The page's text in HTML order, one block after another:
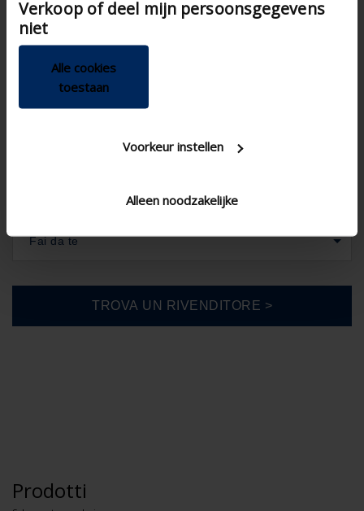
van hun services.
Verkoop of deel mijn persoonsgegevens
niet
Alle cookies
toestaan
Voorkeur instellen
Alleen noodzakelijke
Italia
Fai da te
Prodotti